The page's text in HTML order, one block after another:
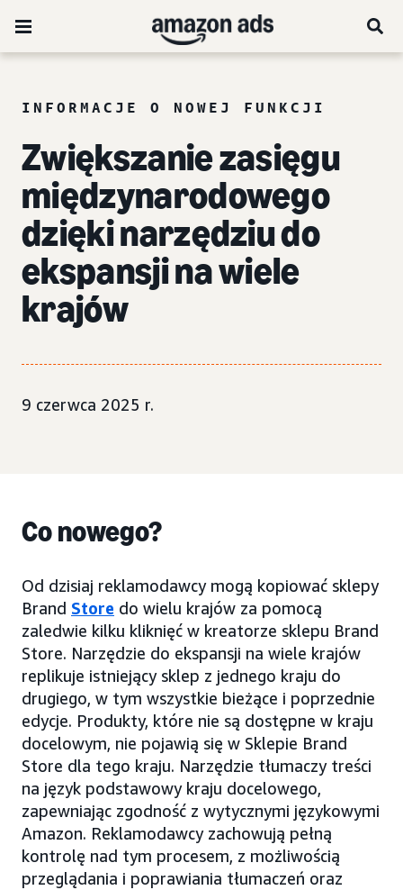
INFORMACJE O NOWEJ FUNKCJI
Zwiększanie zasięgu
międzynarodowego
dzięki narzędziu do
ekspansji na wiele
krajów
9 czerwca 2025 r.
Co nowego?
Od dzisiaj reklamodawcy mogą kopiować sklepy
Brand Store do wielu krajów za pomocą
zaledwie kilku kliknięć w kreatorze sklepu Brand
Store. Narzędzie do ekspansji na wiele krajów
replikuje istniejący sklep z jednego kraju do
drugiego, w tym wszystkie bieżące i poprzednie
edycje. Produkty, które nie są dostępne w kraju
docelowym, nie pojawią się w Sklepie Brand
Store dla tego kraju. Narzędzie tłumaczy treści
na język podstawowy kraju docelowego,
zapewniając zgodność z wytycznymi językowymi
Amazon. Reklamodawcy zachowują pełną
kontrolę nad tym procesem, z możliwością
przeglądania i poprawiania tłumaczeń oraz